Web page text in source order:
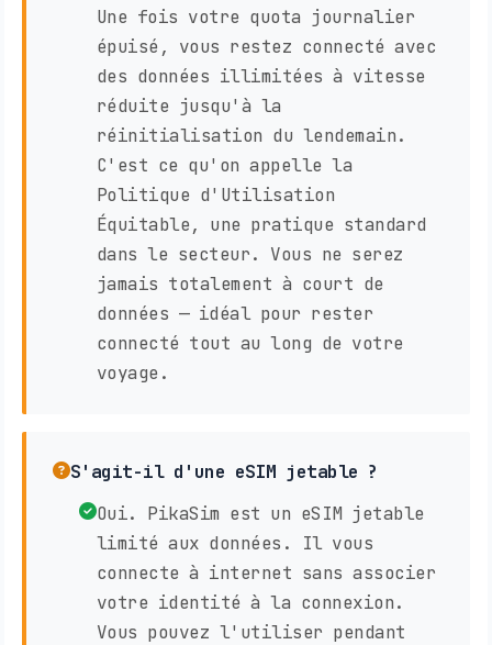
Une fois votre quota journalier
épuisé, vous restez connecté avec
des données illimitées à vitesse
réduite jusqu'à la
réinitialisation du lendemain.
C'est ce qu'on appelle la
Politique d'Utilisation
Équitable, une pratique standard
dans le secteur. Vous ne serez
jamais totalement à court de
données — idéal pour rester
connecté tout au long de votre
voyage.
S'agit-il d'une eSIM jetable ?
Oui. PikaSim est un eSIM jetable
limité aux données. Il vous
connecte à internet sans associer
votre identité à la connexion.
Vous pouvez l'utiliser pendant